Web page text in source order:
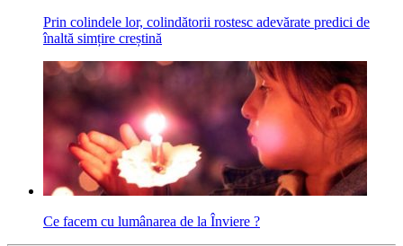
Prin colindele lor, colindătorii rostesc adevărate predici de
înaltă simțire creștină
Ce facem cu lumânarea de la Înviere ?